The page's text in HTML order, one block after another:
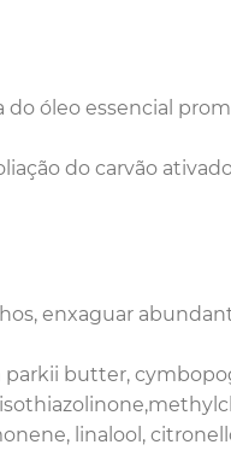
óleo essencial
do carvão
enxaguar
butter,
linalool,